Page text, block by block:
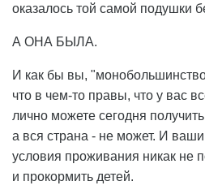
оказалось той самой подушки
А ОНА БЫЛА.
И как бы вы,
что в чем-то правы, что у вас
лично можете сегодня
а вся страна - не может. И
условия проживания никак не
и прокормить детей.